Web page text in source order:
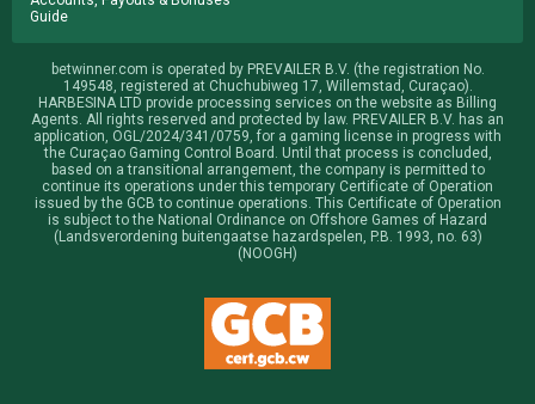
Guide
betwinner.com is operated by PREVAILER B.V. (the registration No.
149548, registered at Chuchubiweg 17, Willemstad, Curaçao).
HARBESINA LTD provide processing services on the website as Billing
Agents. All rights reserved and protected by law. PREVAILER B.V. has an
application, OGL/2024/341/0759, for a gaming license in progress with
the Curaçao Gaming Control Board. Until that process is concluded,
based on a transitional arrangement, the company is permitted to
continue its operations under this temporary Certificate of Operation
issued by the GCB to continue operations. This Certificate of Operation
is subject to the National Ordinance on Offshore Games of Hazard
(Landsverordening buitengaatse hazardspelen, P.B. 1993, no. 63)
(NOOGH)